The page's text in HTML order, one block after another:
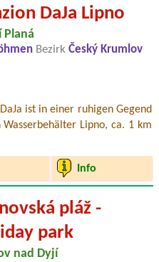
DaJa Lipno
Planá
Bezirk Český Krumlov
ist in einer ruhigen Gegend
Lipno, ca. 1 km
Info
pláž -
park
nad Dyjí